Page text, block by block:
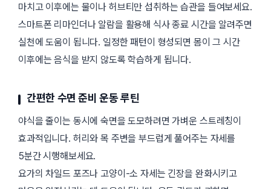
마치고 이후에는 물이나 허브티만 섭취하는 습관을 들여보세요.
스마트폰 리마인더나 알람을 활용해 식사 종료 시간을 알려주면
실천에 도움이 됩니다. 일정한 패턴이 형성되면 몸이 그 시간
이후에는 음식을 받지 않도록 학습하게 됩니다.
간편한 수면 준비 운동 루틴
야식을 줄이는 동시에 숙면을 도모하려면 가벼운 스트레칭이
효과적입니다. 허리와 목 주변을 부드럽게 풀어주는 자세를
5분간 시행해보세요.
요가의 차일드 포즈나 고양이-소 자세는 긴장을 완화시키고